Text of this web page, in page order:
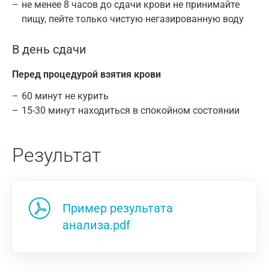
не менее 8 часов до сдачи крови не принимайте
пищу, пейте только чистую негазированную воду
В день сдачи
Перед процедурой взятия крови
60 минут не курить
15-30 минут находиться в спокойном состоянии
Результат
Пример результата
анализа.pdf